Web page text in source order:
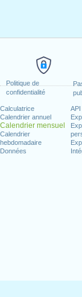
Politique de
confidentialité
Calculatrice
Calendrier annuel
Calendrier mensuel
Calendrier
hebdomadaire
Données